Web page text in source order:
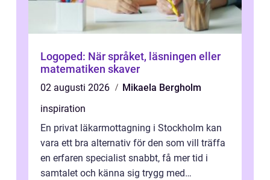
Logoped: När språket, läsningen eller
matematiken skaver
02 augusti 2026
Mikaela Bergholm
inspiration
En privat läkarmottagning i Stockholm kan
vara ett bra alternativ för den som vill träffa
en erfaren specialist snabbt, få mer tid i
samtalet och känna sig trygg med